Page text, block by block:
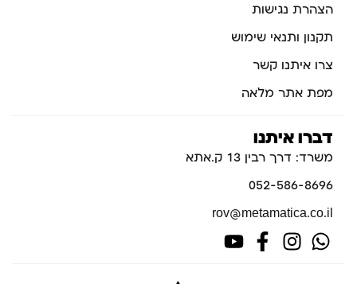
הצהרת נגישות
תקנון ותנאי שימוש
צרו איתנו קשר
מפת אתר מלאה
דברו איתנו
משרד: דרך רבין 13 ק.אתא
052-586-8696
rov@metamatica.co.il